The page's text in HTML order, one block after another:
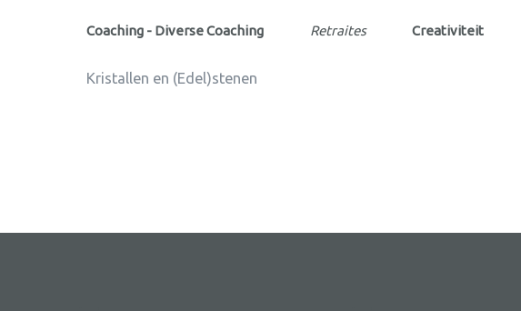
Coaching - Diverse Coaching Retraites Creativiteit
Kristallen en (Edel)stenen